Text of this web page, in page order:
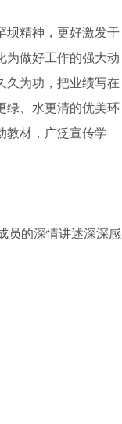
坝精神，更好激发干
为做好工作的强大动
久为功，把业绩写在
绿、水更清的优美环
教材，广泛宣传学
员的深情讲述深深感